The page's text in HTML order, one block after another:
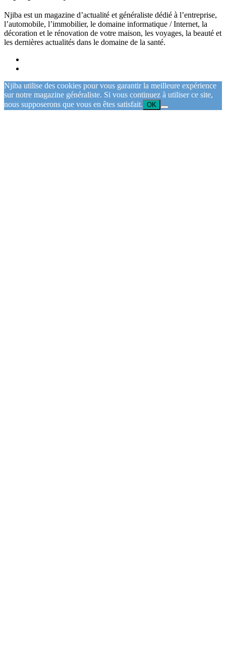
Njiba est un magazine d’actualité et généraliste dédié à l’entreprise,
l’automobile, l’immobilier, le domaine informatique / Internet, la
décoration et le rénovation de votre maison, les voyages, la beauté et
les dernières actualités dans le domaine de la santé.
Njiba utilise des cookies pour vous garantir la meilleure expérience
sur notre magazine généraliste. Si vous continuez à utiliser ce site,
nous supposerons que vous en êtes satisfait. OK